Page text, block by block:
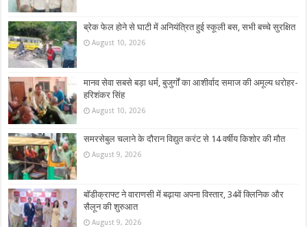
ब्रेक फेल होने से घाटी में अनियंत्रित हुई स्कूली बस, सभी बच्चे सुरक्षित
August 10, 2026
मानव सेवा सबसे बड़ा धर्म, बुजुर्गों का आशीर्वाद समाज की अमूल्य धरोहर-
हरिशंकर सिंह
August 10, 2026
समरसेबुल चलाने के दौरान विद्युत करंट से 14 वर्षीय किशोर की मौत
August 9, 2026
बॉडीक्राफ्ट ने वाराणसी में बढ़ाया अपना विस्तार, 34वें क्लिनिक और
सैलून की शुरुआत
August 9, 2026